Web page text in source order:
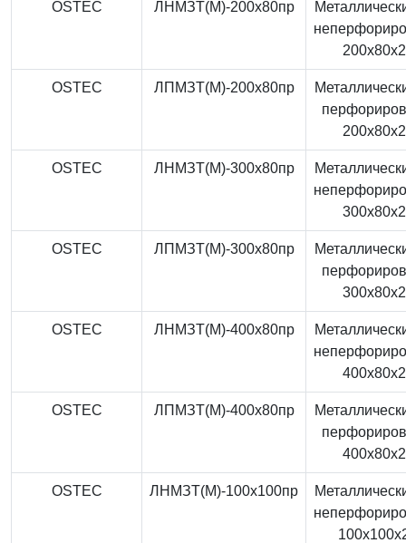
OSTEC ЛНМЗТ(М)-200x80пр
OSTEC ЛПМЗТ(М)-200x80пр
OSTEC ЛНМЗТ(М)-300x80пр
OSTEC ЛПМЗТ(М)-300x80пр
OSTEC ЛНМЗТ(М)-400x80пр
OSTEC ЛПМЗТ(М)-400x80пр
OSTEC ЛНМЗТ(М)-100x100пр